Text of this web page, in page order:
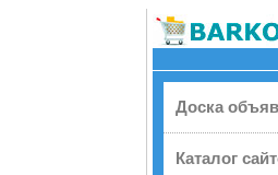
Доска
Каталог